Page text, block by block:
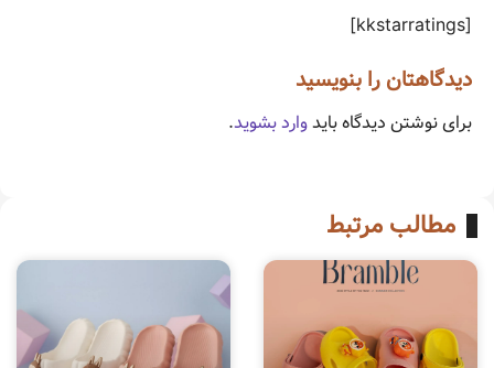
[kkstarratings]
دیدگاهتان را بنویسید
برای نوشتن دیدگاه بایدوارد بشوید.
مطالب مرتبط